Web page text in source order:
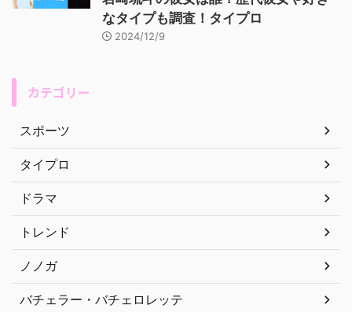
なタイプも調査！タイプロ
2024/12/9
カテゴリー
スポーツ
タイプロ
ドラマ
トレンド
ノノガ
バチェラー・バチェロレッテ